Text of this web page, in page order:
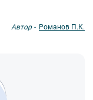
Автор - Романов П.К.